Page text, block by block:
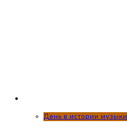
День в истории музыки